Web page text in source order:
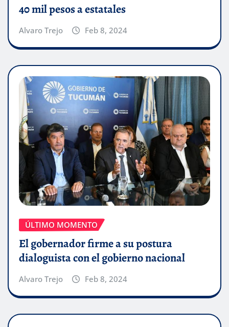
40 mil pesos a estatales
Alvaro Trejo Feb 8, 2024
ÚLTIMO MOMENTO
El gobernador firme a su postura
dialoguista con el gobierno nacional
Alvaro Trejo Feb 8, 2024